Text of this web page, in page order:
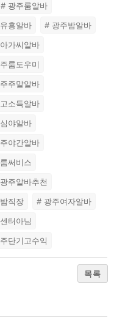
# 광주룸알바
흥알바
# 광주밤알바
가씨알바
룸도우미
주말알바
소득알바
야알바
야간알바
써비스
주알바추천
직장
# 광주여자알바
터아님
단기고수익
목록